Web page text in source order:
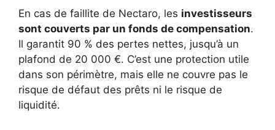
En cas de faillite de Nectaro, les investisseurs
sont couverts par un fonds de compensation.
Il garantit 90 % des pertes nettes, jusqu’à un
plafond de 20 000 €. C’est une protection utile
dans son périmètre, mais elle ne couvre pas le
risque de défaut des prêts ni le risque de
liquidité.